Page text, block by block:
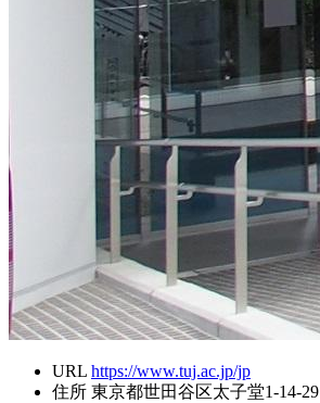
URL https://www.tuj.ac.jp/jp
住所 東京都世田谷区太子堂1-14-29